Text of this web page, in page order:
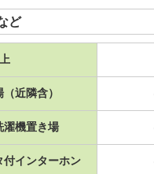
ど
近隣含）
濯機置き場
付インターホン